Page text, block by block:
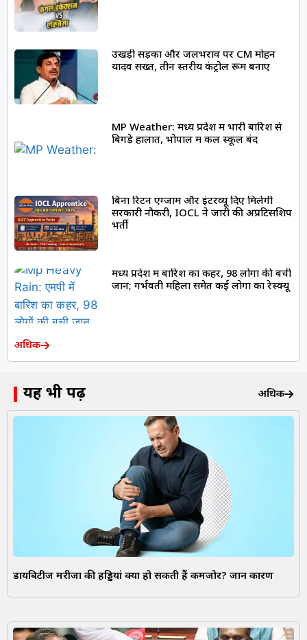
उखड़ी सड़कों और जलभराव पर CM मोहन
यादव सख्त, तीन स्तरीय कंट्रोल रूम बनाए
MP Weather: मध्य प्रदेश में भारी बारिश से
बिगड़े हालात, भोपाल में कल स्कूल बंद
बिना रिटन एग्जाम और इंटरव्यू दिए मिलेगी
सरकारी नौकरी, IOCL ने जारी की अप्रेंटिसशिप
भर्ती
मध्य प्रदेश में बारिश का कहर, 98 लोगों की बची
जान; गर्भवती महिला समेत कई लोगों का रेस्क्यू
अधिक
यह भी पढ़ें अधिक
डायबिटीज मरीजों की हड्डियां क्यों हो सकती हैं कमजोर? जानें कारण